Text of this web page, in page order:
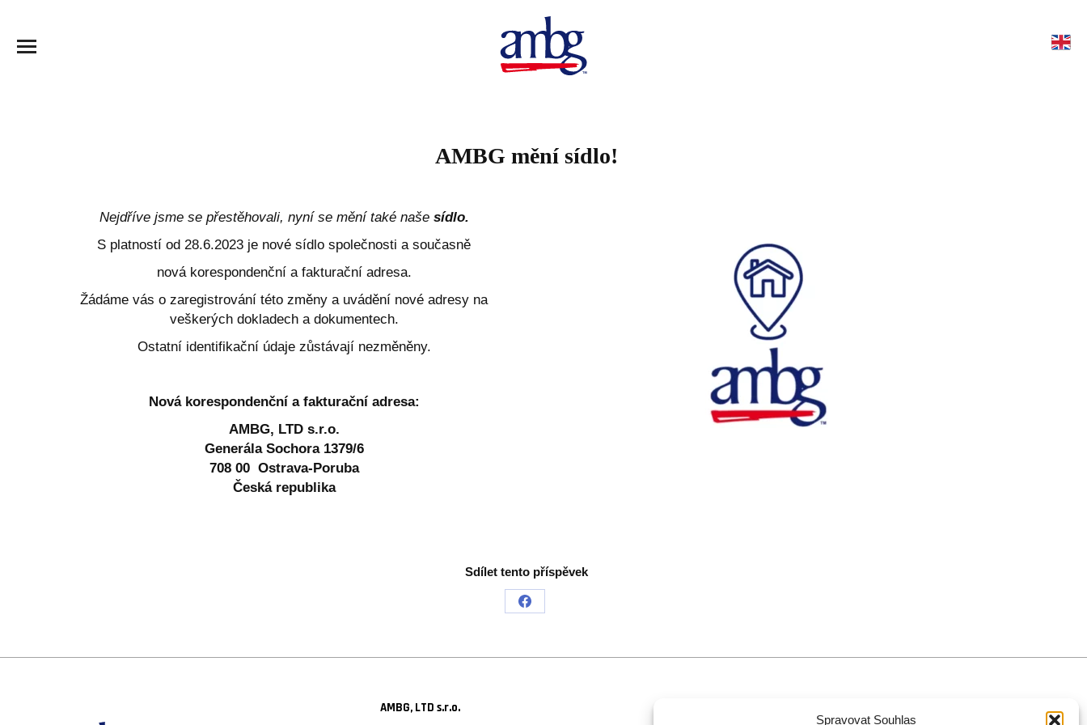
Spravovat Souhlas
AMBG mění sídlo!
Nejdříve jsme se přestěhovali, nyní se mění také naše sídlo.
S platností od 28.6.2023 je nové sídlo společnosti a současně
nová korespondenční a fakturační adresa.
Žádáme vás o zaregistrování této změny a uvádění nové adresy na
veškerých dokladech a dokumentech.
Ostatní identifikační údaje zůstávají nezměněny.
Nová korespondenční a fakturační adresa:
AMBG, LTD s.r.o.
Generála Sochora 1379/6
708 00 Ostrava-Poruba
Česká republika
Sdílet tento příspěvek
Share
Facebook
AMBG, LTD s.r.o.